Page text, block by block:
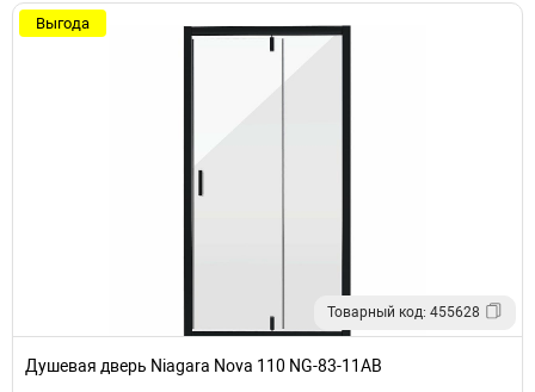
Выгода
Товарный код: 455628
Душевая дверь Niagara Nova 110 NG-83-11AB